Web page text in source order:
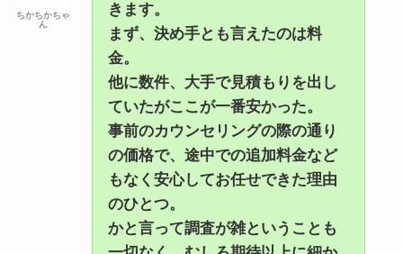
ちかちかちゃ
ん
きます。
まず、決め手とも言えたのは料
金。
他に数件、大手で見積もりを出し
ていたがここが一番安かった。
事前のカウンセリングの際の通り
の価格で、途中での追加料金など
もなく安心してお任せできた理由
のひとつ。
かと言って調査が雑ということも